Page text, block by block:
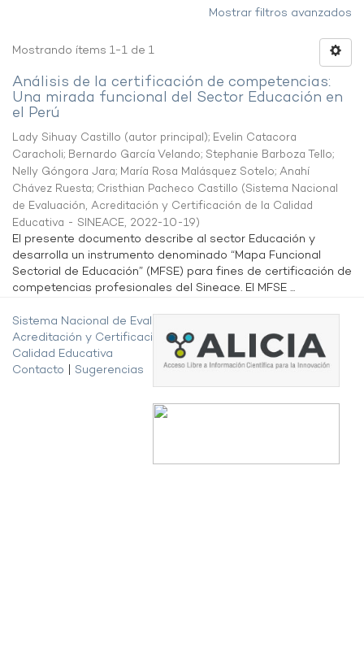
Mostrar filtros avanzados
Mostrando ítems 1-1 de 1
Análisis de la certificación de competencias:
Una mirada funcional del Sector Educación en
el Perú
Lady Sihuay Castillo (autor principal); Evelin Catacora
Caracholi; Bernardo García Velando; Stephanie Barboza Tello;
Nelly Góngora Jara; María Rosa Malásquez Sotelo; Anahí
Chávez Ruesta; Cristhian Pacheco Castillo (Sistema Nacional
de Evaluación, Acreditación y Certificación de la Calidad
Educativa - SINEACE, 2022-10-19)
El presente documento describe al sector Educación y
desarrolla un instrumento denominado “Mapa Funcional
Sectorial de Educación” (MFSE) para fines de certificación de
competencias profesionales del Sineace. El MFSE ...
Sistema Nacional de Evaluación,
Acreditación y Certificación de la
Calidad Educativa
Contacto
Sugerencias